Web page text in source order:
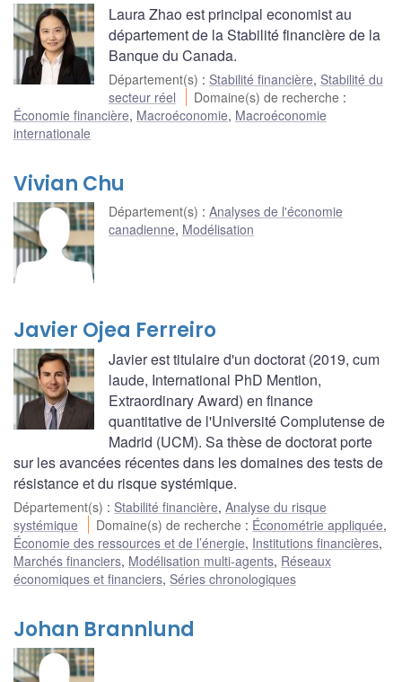
Laura Zhao est principal economist au
département de la Stabilité financière de la
Banque du Canada.
Département(s) : Stabilité financière, Stabilité du
secteur réel
Domaine(s) de recherche :
Économie financière, Macroéconomie, Macroéconomie
internationale
Vivian Chu
Département(s) : Analyses de l'économie
canadienne, Modélisation
Javier Ojea Ferreiro
Javier est titulaire d'un doctorat (2019, cum
laude, International PhD Mention,
Extraordinary Award) en finance
quantitative de l'Université Complutense de
Madrid (UCM). Sa thèse de doctorat porte
sur les avancées récentes dans les domaines des tests de
résistance et du risque systémique.
Département(s) : Stabilité financière, Analyse du risque
systémique
Domaine(s) de recherche : Économétrie appliquée,
Économie des ressources et de l’énergie, Institutions financières,
Marchés financiers, Modélisation multi-agents, Réseaux
économiques et financiers, Séries chronologiques
Johan Brannlund